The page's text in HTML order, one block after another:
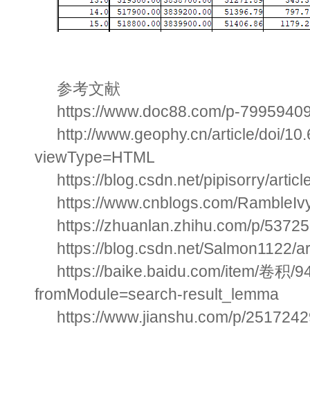
参考文献
https://www.doc88.com/p-
http://www.geophy.cn/article/doi/
viewType=HTML
https://blog.csdn.net/pipisorry/
https://www.cnblogs.com/
https://zhuanlan.zhihu.com/p/
https://blog.csdn.net/Salmon1122/
https://baike.baidu.com/item/卷积/
fromModule=search-result_lemma
https://www.jianshu.com/p/